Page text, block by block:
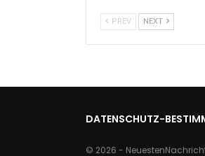
PREV NEXT
DATENSCHUTZ-
© 2026 -